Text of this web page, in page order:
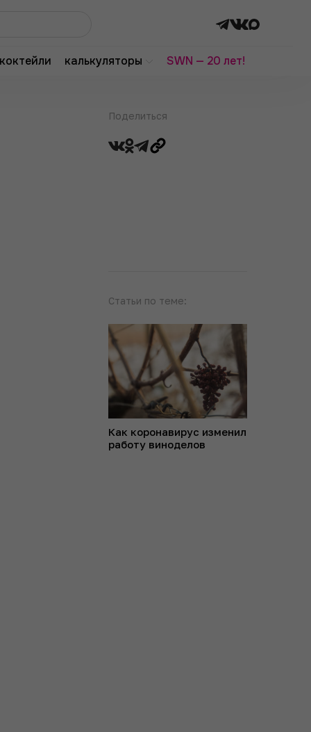
коктейли калькуляторы SWN — 20 лет!
Поделиться
Статьи по теме:
Как коронавирус изменил
работу виноделов